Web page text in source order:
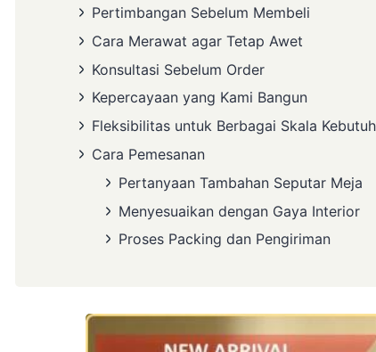
Pertimbangan Sebelum Membeli
Cara Merawat agar Tetap Awet
Konsultasi Sebelum Order
Kepercayaan yang Kami Bangun
Fleksibilitas untuk Berbagai Skala
Cara Pemesanan
Pertanyaan Tambahan Seputar Meja
Menyesuaikan dengan Gaya Interior
Proses Packing dan Pengiriman